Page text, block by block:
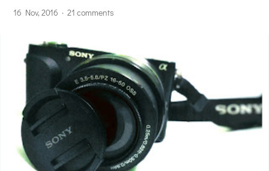
16 Nov, 2016 21 comments